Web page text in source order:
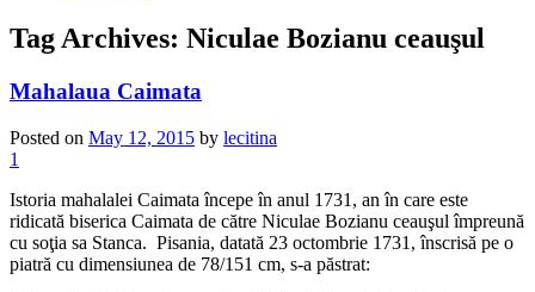
Tag Archives: Niculae Bozianu ceauşul
Mahalaua Caimata
Posted on May 12, 2015 by lecitina
1
Istoria mahalalei Caimata începe în anul 1731, an în care este
ridicată biserica Caimata de către Niculae Bozianu ceauşul împreună
cu soţia sa Stanca. Pisania, datată 23 octombrie 1731, înscrisă pe o
piatră cu dimensiunea de 78/151 cm, s-a păstrat: